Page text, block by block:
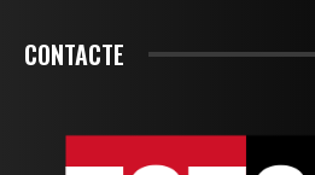
CONTACTE